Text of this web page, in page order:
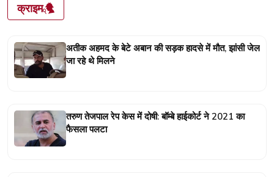
क्राइम
अतीक अहमद के बेटे अबान की सड़क हादसे में मौत, झांसी जेल
जा रहे थे मिलने
तरुण तेजपाल रेप केस में दोषी: बॉम्बे हाईकोर्ट ने 2021 का
फैसला पलटा